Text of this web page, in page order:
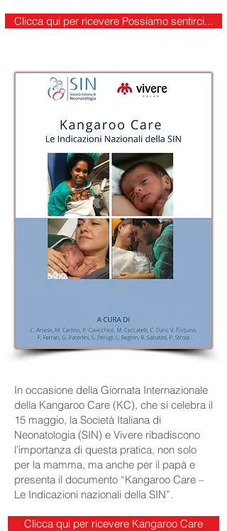
Clicca qui per ricevere Possiamo sentirci...
In occasione della Giornata Internazionale
della Kangaroo Care (KC), che si celebra il
15 maggio, la Società Italiana di
Neonatologia (SIN) e Vivere ribadiscono
l’importanza di questa pratica, non solo
per la mamma, ma anche per il papà e
presenta il documento “Kangaroo Care –
Le Indicazioni nazionali della SIN”.
Clicca qui per ricevere Kangaroo Care